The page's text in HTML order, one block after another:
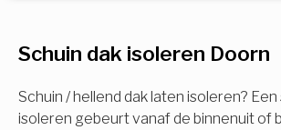
Schuin dak isoleren Doorn
Schuin / hellend dak laten isoleren? Een
isoleren gebeurt vanaf de binnenuit of
Isolatiemaatregel
Spouwisolatie
subsidie!
Vul uw gegevens in en ontvang
berekening per mail.